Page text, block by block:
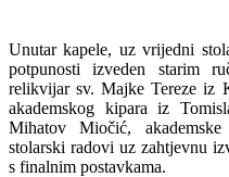
Unutar kapele, uz vrijedni
potpunosti izveden starim
relikvijar sv. Majke Tereze iz
akademskog kipara iz
Mihatov Miočić,
stolarski radovi uz zahtjevnu
s finalnim postavkama.